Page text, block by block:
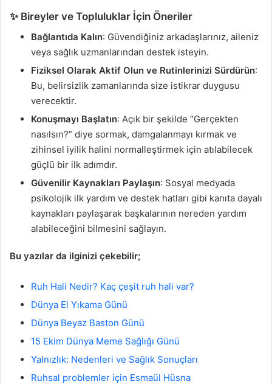
✨ Bireyler ve Topluluklar İçin Öneriler
Bağlantıda Kalın: Güvendiğiniz arkadaşlarınız, aileniz
veya sağlık uzmanlarından destek isteyin.
Fiziksel Olarak Aktif Olun ve Rutinlerinizi Sürdürün:
Bu, belirsizlik zamanlarında size istikrar duygusu
verecektir.
Konuşmayı Başlatın: Açık bir şekilde “Gerçekten
nasılsın?” diye sormak, damgalanmayı kırmak ve
zihinsel iyilik halini normalleştirmek için atılabilecek
güçlü bir ilk adımdır.
Güvenilir Kaynakları Paylaşın: Sosyal medyada
psikolojik ilk yardım ve destek hatları gibi kanıta dayalı
kaynakları paylaşarak başkalarının nereden yardım
alabileceğini bilmesini sağlayın.
Bu yazılar da ilginizi çekebilir;
Ruh Hali Nedir? Kaç çeşit ruh hali var?
Dünya El Yıkama Günü
Dünya Beyaz Baston Günü
15 Ekim Dünya Meme Sağlığı Günü
Yalnızlık: Nedenleri ve Sağlık Sonuçları
Ruhsal problemler için Esmaül Hüsna